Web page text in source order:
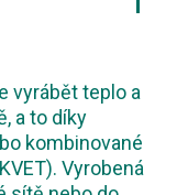
vyrábět teplo a
a to díky
kombinované
Vyrobená